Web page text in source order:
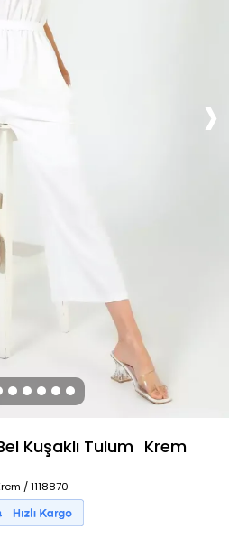
Kuşaklı Tulum Krem
/ 1118870